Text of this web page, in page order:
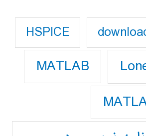
HSPICE
MATLAB